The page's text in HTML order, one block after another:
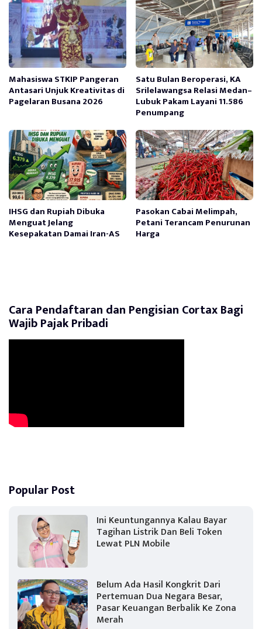
Mahasiswa STKIP Pangeran
Antasari Unjuk Kreativitas di
Pagelaran Busana 2026
Satu Bulan Beroperasi, KA
Srilelawangsa Relasi Medan–
Lubuk Pakam Layani 11.586
Penumpang
IHSG dan Rupiah Dibuka
Menguat Jelang
Kesepakatan Damai Iran-AS
Pasokan Cabai Melimpah,
Petani Terancam Penurunan
Harga
Cara Pendaftaran dan Pengisian Cortax Bagi
Wajib Pajak Pribadi
Popular Post
Ini Keuntungannya Kalau Bayar
Tagihan Listrik Dan Beli Token
Lewat PLN Mobile
Belum Ada Hasil Kongkrit Dari
Pertemuan Dua Negara Besar,
Pasar Keuangan Berbalik Ke Zona
Merah